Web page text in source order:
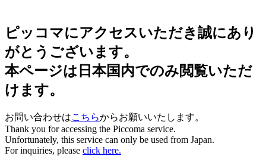
ピッコマにアクセスいただき誠にあり
がとうございます。
本ページは日本国内でのみ閲覧いただ
けます。
お問い合わせはこちらからお願いいたします。
Thank you for accessing the Piccoma service.
Unfortunately, this service can only be used from Japan.
For inquiries, please click here.